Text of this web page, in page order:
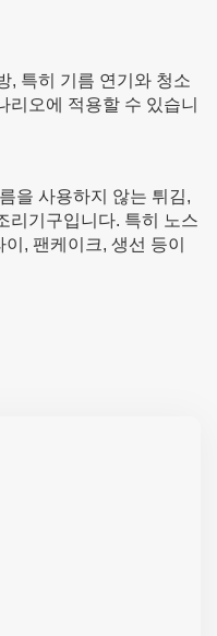
, 특히 기름 연기와 청소
리오에 적용할 수 있습니
을 사용하지 않는 튀김,
리기구입니다. 특히 노스
, 팬케이크, 생선 등이